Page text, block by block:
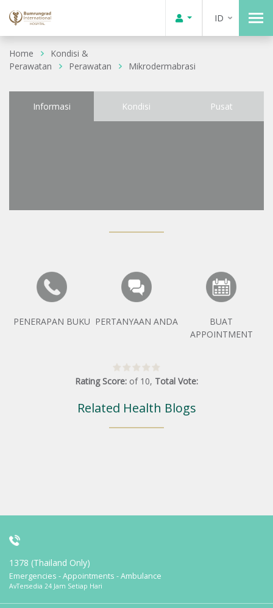
ID
Home
Kondisi &
Perawatan
Perawatan Mikrodermabrasi
Informasi Kondisi Pusat
PENERAPAN BUKU PERTANYAAN ANDA
BUAT
APPOINTMENT
Rating Score: of 10, Total Vote:
Related Health Blogs
1378 (Thailand Only)
Emergencies - Appointments - Ambulance
AvTersedia 24 Jam Setiap Hari